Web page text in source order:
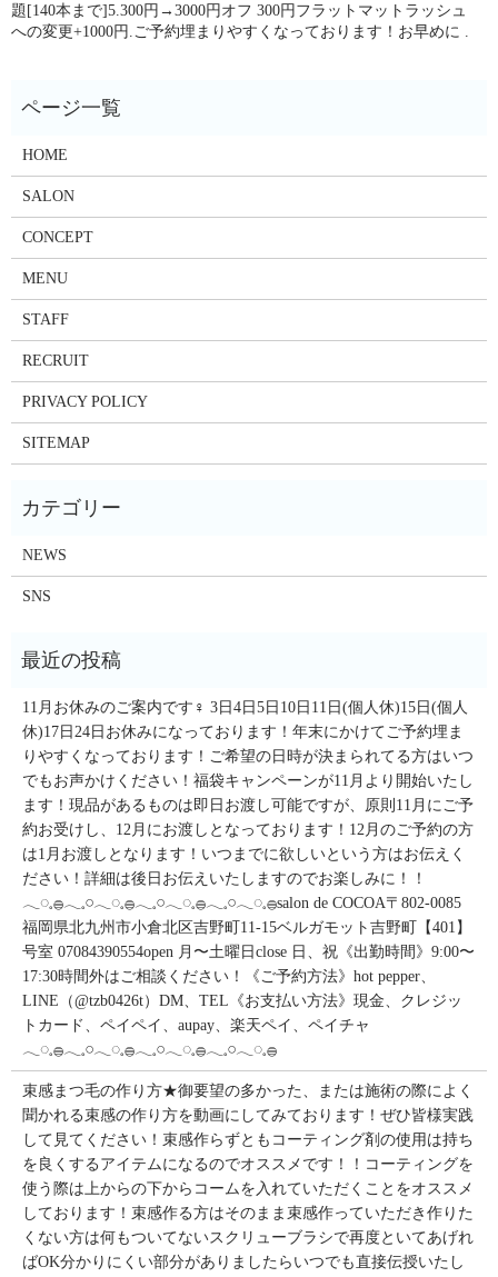
題[140本まで]5.300円→3000円オフ 300円フラットマットラッシュ
への変更+1000円.ご予約埋まりやすくなっております！お早めに .
HOME
SALON
CONCEPT
MENU
STAFF
RECRUIT
PRIVACY POLICY
SITEMAP
NEWS
SNS
11月お休みのご案内です‍♀️ 3日4日5日10日11日(個人休)15日(個人
休)17日24日お休みになっております！年末にかけてご予約埋ま
りやすくなっております！ご希望の日時が決まられてる方はいつ
でもお声かけください！福袋キャンペーンが11月より開始いたし
ます！現品があるものは即日お渡し可能ですが、原則11月にご予
約お受けし、12月にお渡しとなっております！12月のご予約の方
は1月お渡しとなります！いつまでに欲しいという方はお伝えく
ださい！詳細は後日お伝えいたしますのでお楽しみに！！
𓂃◌𓈒𓐍𓂃𓈒𓏸𓂃◌𓈒𓐍𓂃𓈒𓏸𓂃◌𓈒𓐍𓂃𓈒𓏸𓂃◌𓈒𓐍salon de COCOA〒802-0085
福岡県北九州市小倉北区吉野町11-15ベルガモット吉野町【401】
号室︎ 07084390554open 月〜土曜日close 日、祝《出勤時間》9:00〜
17:30時間外はご相談ください！《ご予約方法》hot pepper、
LINE（@tzb0426t）DM、TEL《お支払い方法》現金、クレジッ
トカード、ペイペイ、aupay、楽天ペイ、ペイチャ
𓂃◌𓈒𓐍𓂃𓈒𓏸𓂃◌𓈒𓐍𓂃𓈒𓏸𓂃◌𓈒𓐍𓂃𓈒𓏸𓂃◌𓈒𓐍
束感まつ毛の作り方★御要望の多かった、または施術の際によく
聞かれる束感の作り方を動画にしてみております！ぜひ皆様実践
して見てください！束感作らずともコーティング剤の使用は持ち
を良くするアイテムになるのでオススメです！！コーティングを
使う際は上からの下からコームを入れていただくことをオススメ
しております！束感作る方はそのまま束感作っていただき作りた
くない方は何もついてないスクリューブラシで再度といてあげれ
ばOK分かりにくい部分がありましたらいつでも直接伝授いたし